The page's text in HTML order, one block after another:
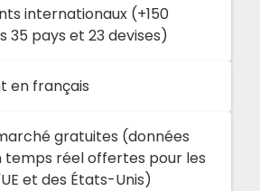
internationaux (+150
35 pays et 23 devises)
en français
gratuites (données
temps réel offertes pour les
et des États-Unis)